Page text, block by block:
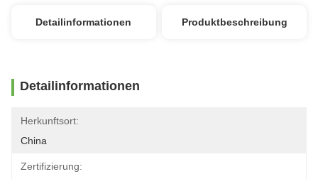
Detailinformationen Produktbeschreibung
Detailinformationen
Herkunftsort:
China
Zertifizierung: